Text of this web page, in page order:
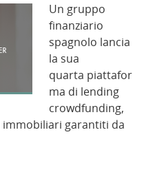
Un gruppo
finanziario
spagnolo lancia
la sua
quarta piattafor
ma di lending
crowdfunding,
garantiti da